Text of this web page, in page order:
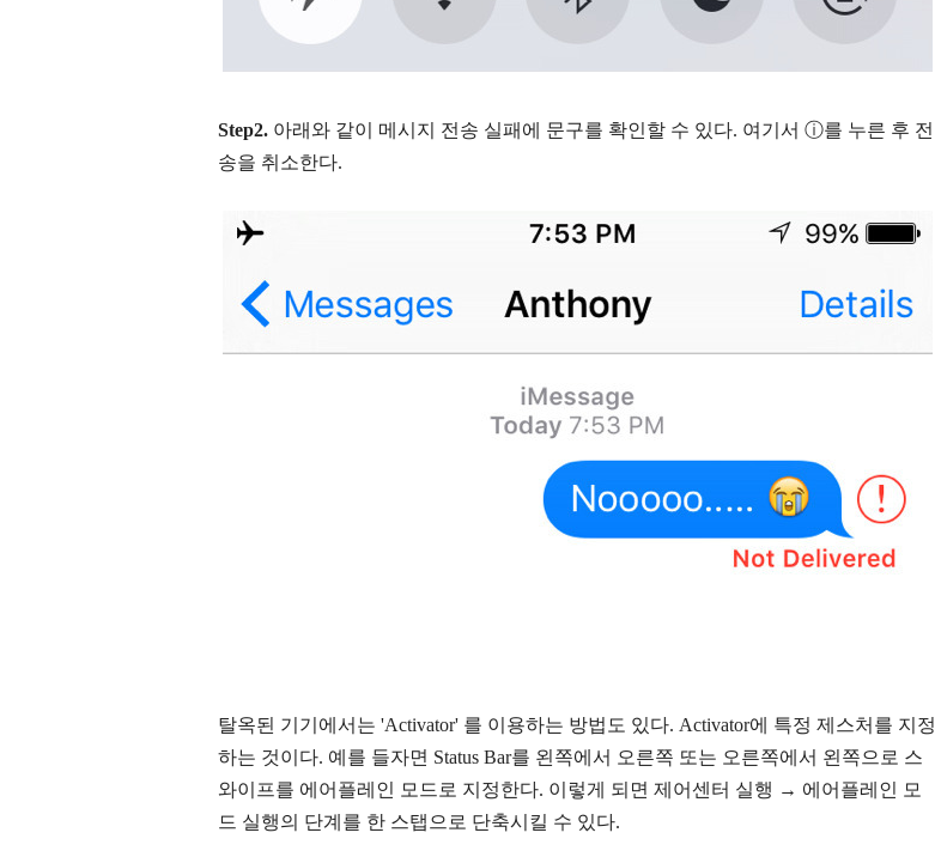
Step2. 아래와 같이 메시지 전송 실패에 문구를 확인할 수 있다. 여기서 ⓘ를 누른 후 전
송을 취소한다.
탈옥된 기기에서는 'Activator' 를 이용하는 방법도 있다. Activator에 특정 제스처를 지정
하는 것이다. 예를 들자면 Status Bar를 왼쪽에서 오른쪽 또는 오른쪽에서 왼쪽으로 스
와이프를 에어플레인 모드로 지정한다. 이렇게 되면 제어센터 실행 → 에어플레인 모
드 실행의 단계를 한 스탭으로 단축시킬 수 있다.